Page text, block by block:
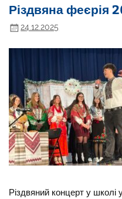
Різдвяна феєрія
24.12.2025
Різдвяний концерт у школі